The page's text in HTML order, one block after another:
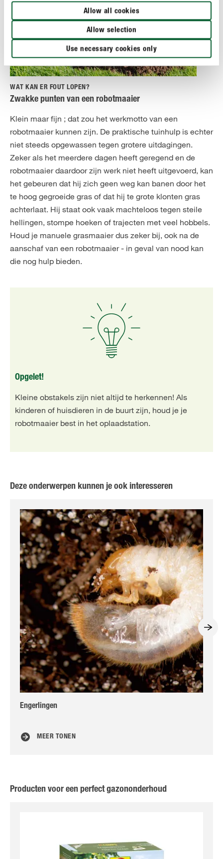
Allow all cookies
Allow selection
Use necessary cookies only
WAT KAN ER FOUT LOPEN?
Zwakke punten van een robotmaaier
Klein maar fijn ; dat zou het werkmotto van een
robotmaaier kunnen zijn. De praktische tuinhulp is echter
niet steeds opgewassen tegen grotere uitdagingen.
Zeker als het meerdere dagen heeft geregend en de
robotmaaier daardoor zijn werk niet heeft uitgevoerd, kan
het gebeuren dat hij zich geen weg kan banen door het
te hoog gegroeide gras of dat hij te grote klonten gras
achterlaat. Hij staat ook vaak machteloos tegen steile
hellingen, stompe hoeken of trajecten met veel hobbels.
Houd je manuele grasmaaier dus zeker bij, ook na de
aanschaf van een robotmaaier - in geval van nood kan
die nog hulp bieden.
Opgelet!
Kleine obstakels zijn niet altijd te herkennen! Als
kinderen of huisdieren in de buurt zijn, houd je je
robotmaaier best in het oplaadstation.
Deze onderwerpen kunnen je ook interesseren
Engerlingen
MEER TONEN
Producten voor een perfect gazononderhoud